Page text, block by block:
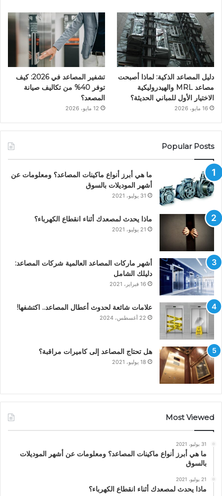
دليل المصاعد الذكية: لماذا أصبحت
مصاعد MRL والهيدروليكية
الاختيار الأول للمباني الحديثة؟
16 مايو، 2026
تشفير المصاعد في 2026: كيف
توفر 40% من تكاليف صيانة
المصعد؟
12 مايو، 2026
Popular Posts
ما هي أبرز أنواع ماكينات المصاعد؟ ومعلومات عن
أشهر الموديلات بالسوق
31 يوليو، 2021
ماذا يحدث لمصعدك أثناء انقطاع الكهرباء؟
21 يوليو، 2021
أشهر ماركات المصاعد العالمية شركات المصاعد:
دليلك الشامل
16 فبراير، 2021
علامات شائعة لحدوث أعطال المصاعد.. اكتشفها!
22 أغسطس، 2024
هل تحتاج المصاعد إلى كاميرات مراقبة؟
18 يوليو، 2021
Most Viewed
31 يوليو، 2021
ما هي أبرز أنواع ماكينات المصاعد؟ ومعلومات عن أشهر الموديلات
بالسوق
21 يوليو، 2021
ماذا يحدث لمصعدك أثناء انقطاع الكهرباء؟